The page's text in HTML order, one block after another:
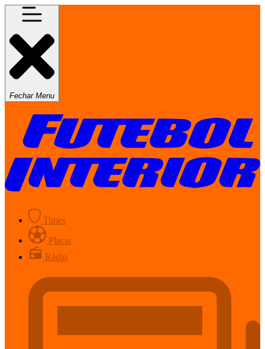
Fechar Menu
Times
Placar
Rádio